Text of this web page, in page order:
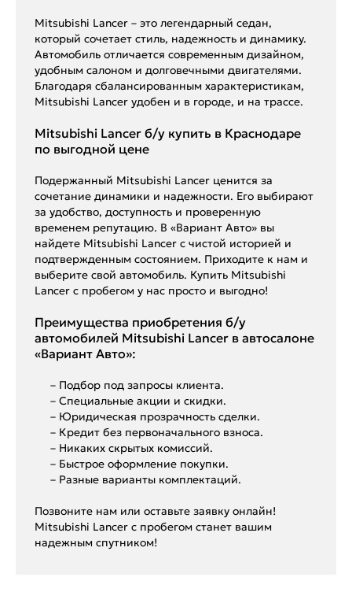
Mitsubishi Lancer – это легендарный седан,
который сочетает стиль, надежность и динамику.
Автомобиль отличается современным дизайном,
удобным салоном и долговечными двигателями.
Благодаря сбалансированным характеристикам,
Mitsubishi Lancer удобен и в городе, и на трассе.
Mitsubishi Lancer б/у купить в Краснодаре
по выгодной цене
Подержанный Mitsubishi Lancer ценится за
сочетание динамики и надежности. Его выбирают
за удобство, доступность и проверенную
временем репутацию. В «Вариант Авто» вы
найдете Mitsubishi Lancer с чистой историей и
подтвержденным состоянием. Приходите к нам и
выберите свой автомобиль. Купить Mitsubishi
Lancer с пробегом у нас просто и выгодно!
Преимущества приобретения б/у
автомобилей Mitsubishi Lancer в автосалоне
«Вариант Авто»:
– Подбор под запросы клиента.
– Специальные акции и скидки.
– Юридическая прозрачность сделки.
– Кредит без первоначального взноса.
– Никаких скрытых комиссий.
– Быстрое оформление покупки.
– Разные варианты комплектаций.
Позвоните нам или оставьте заявку онлайн!
Mitsubishi Lancer с пробегом станет вашим
надежным спутником!